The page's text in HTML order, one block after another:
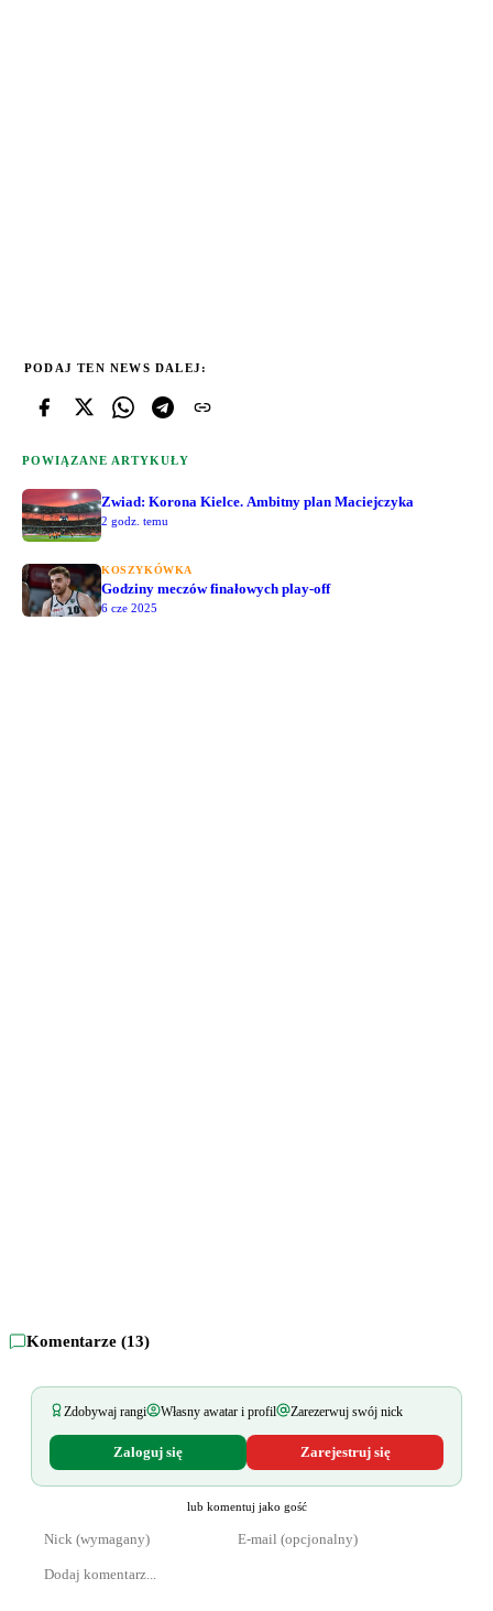
PODAJ TEN NEWS DALEJ:
POWIĄZANE ARTYKUŁY
Zwiad: Korona Kielce. Ambitny plan Maciejczyka
2 godz. temu
KOSZYKÓWKA
Godziny meczów finałowych play-off
6 cze 2025
Komentarze (13)
Zdobywaj rangi Własny awatar i profil Zarezerwuj swój nick
Zaloguj się Zarejestruj się
lub komentuj jako gość